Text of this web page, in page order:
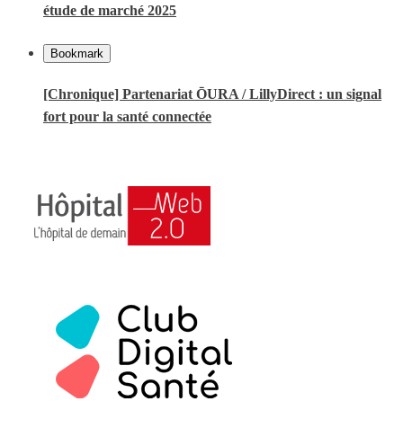
étude de marché 2025
Bookmark
[Chronique] Partenariat ŌURA / LillyDirect : un signal
fort pour la santé connectée